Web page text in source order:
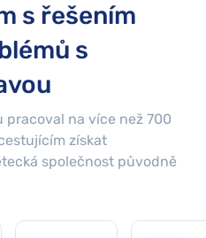
s řešením
s
pracoval na více než 700
získat
společnost původně